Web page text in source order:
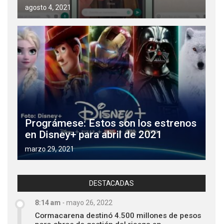
agosto 4, 2021
Prográmese: Estos son los estrenos
en Disney+ para abril de 2021
marzo 29, 2021
DESTACADAS
8:14 am - mayo 26, 2022
Cormacarena destinó 4.500 millones de pesos